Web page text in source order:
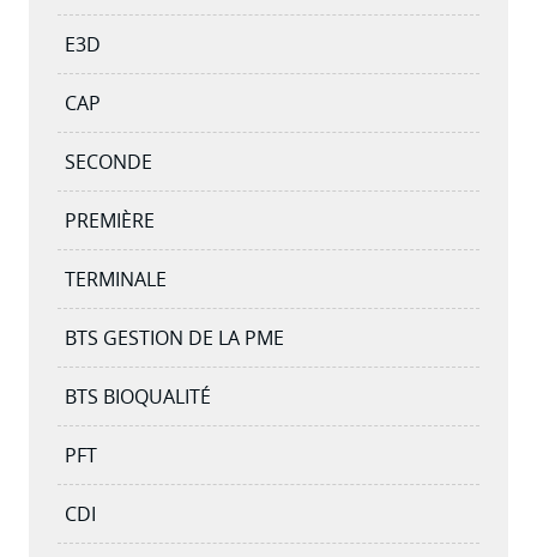
E3D
CAP
SECONDE
PREMIÈRE
TERMINALE
BTS GESTION DE LA PME
BTS BIOQUALITÉ
PFT
CDI